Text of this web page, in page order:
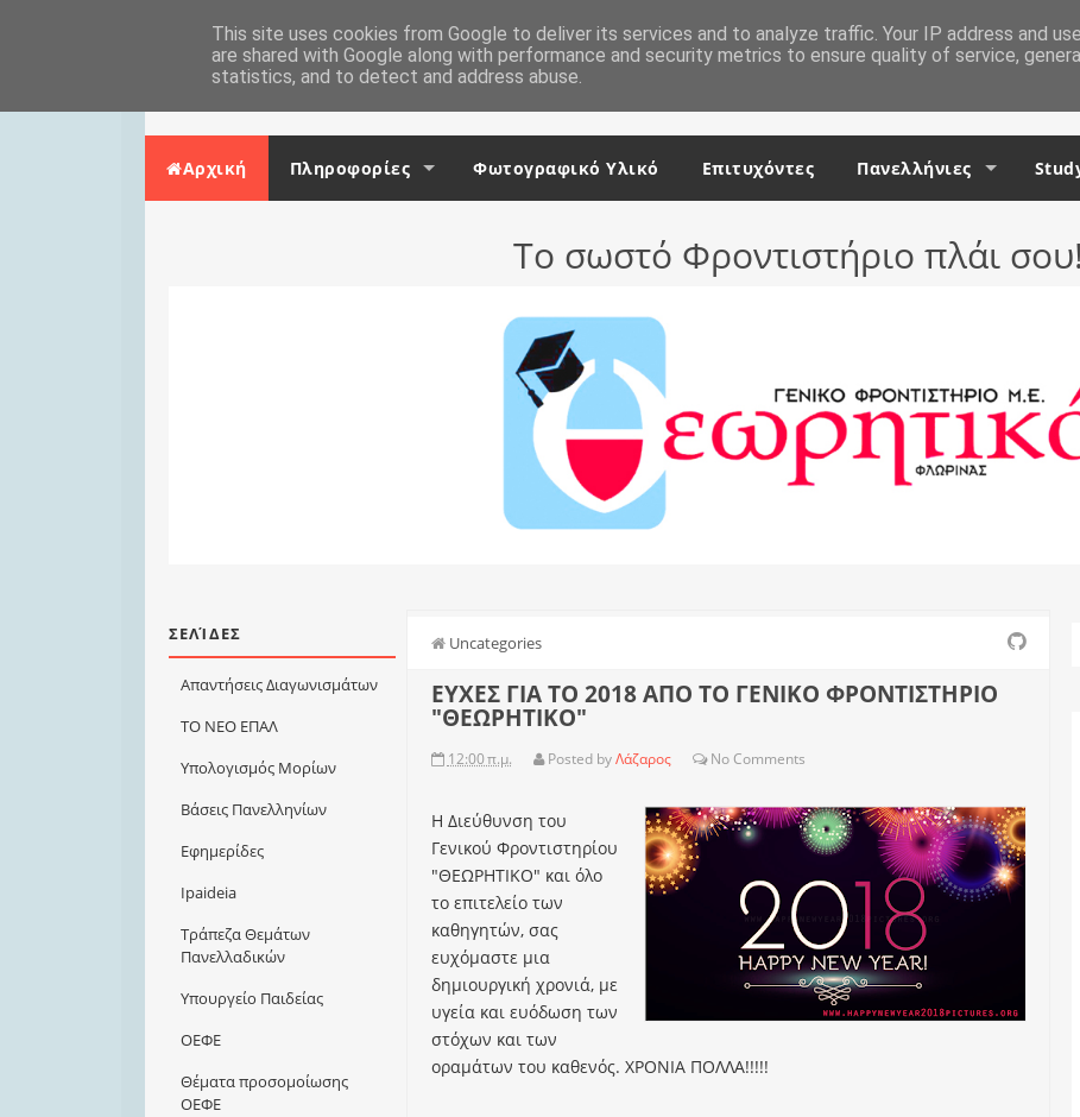
Αρχική Επικοινωνία
Αρχική Πληροφορίες Φωτογραφικό Υλικό Επιτυχόντες Πανελλήνιες
Το σωστό Φροντιστήριο πλάι σου!
ΣΕΛΊΔΕΣ
Απαντήσεις Διαγωνισμάτων
ΤΟ ΝΕΟ ΕΠΑΛ
Υπολογισμός Μορίων
Βάσεις Πανελληνίων
Εφημερίδες
Ιpaideia
Τράπεζα Θεμάτων
Πανελλαδικών
Υπουργείο Παιδείας
ΟΕΦΕ
Θέματα προσομοίωσης
ΟΕΦΕ
Uncategories
ΕΥΧΕΣ ΓΙΑ ΤΟ 2018 ΑΠΟ ΤΟ ΓΕΝΙΚΟ ΦΡΟΝΤΙΣΤΗΡΙΟ
"ΘΕΩΡΗΤΙΚΟ"
12:00 π.μ. Posted byΛάζαρος No Comments
Η Διεύθυνση του
Γενικού Φροντιστηρίου
"ΘΕΩΡΗΤΙΚΟ" και όλο
το επιτελείο των
καθηγητών, σας
ευχόμαστε μια
δημιουργική χρονιά, με
υγεία και ευόδωση των
στόχων και των
οραμάτων του καθενός. ΧΡΟΝΙΑ ΠΟΛΛΑ!!!!!
This site uses cookies from Google to deliver its services and to analyze traffic. Your IP address and
are shared with Google along with performance and security metrics to ensure quality of service,
statistics, and to detect and address abuse.